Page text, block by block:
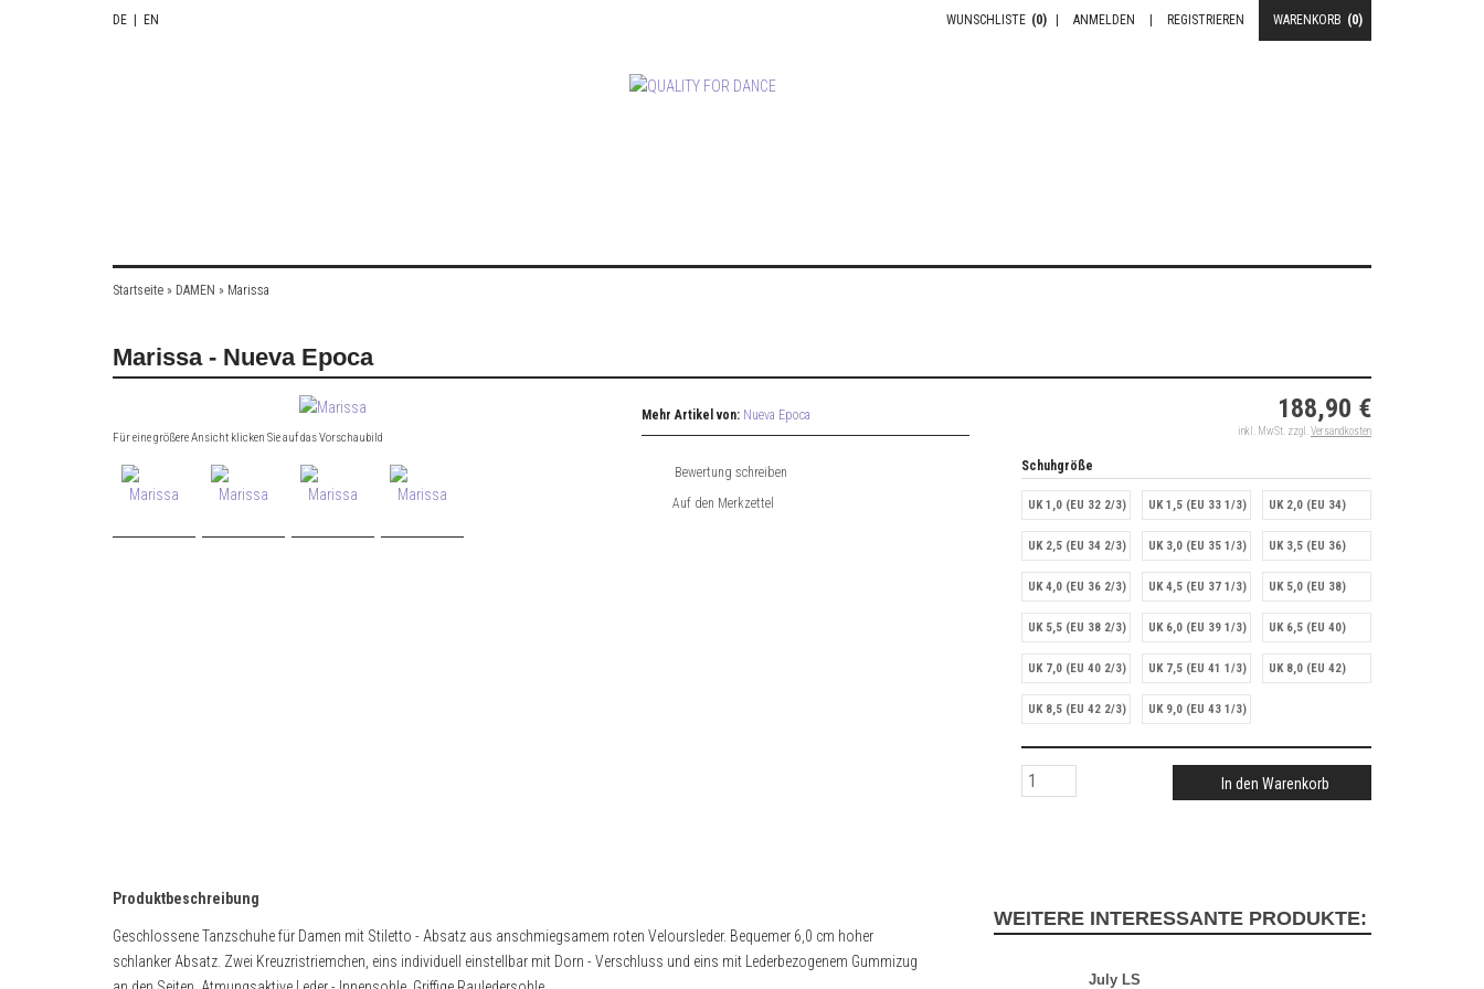
DE EN WARENKORB (0)
REGISTRIEREN
ANMELDEN
WUNSCHLISTE (0)
Startseite » DAMEN » Marissa
Marissa - Nueva Epoca
Für eine größere Ansicht klicken Sie auf das Vorschaubild
Mehr Artikel von: Nueva Epoca
Bewertung schreiben
188,90 €
inkl. MwSt. zzgl. Versandkosten
Schuhgröße
UK 1,0 (EU 32 2/3) UK 1,5 (EU 33 1/3) UK 2,0 (EU 34)
UK 2,5 (EU 34 2/3) UK 3,0 (EU 35 1/3) UK 3,5 (EU 36)
UK 4,0 (EU 36 2/3) UK 4,5 (EU 37 1/3) UK 5,0 (EU 38)
UK 5,5 (EU 38 2/3) UK 6,0 (EU 39 1/3) UK 6,5 (EU 40)
UK 7,0 (EU 40 2/3) UK 7,5 (EU 41 1/3) UK 8,0 (EU 42)
UK 8,5 (EU 42 2/3) UK 9,0 (EU 43 1/3)
In den Warenkorb
Produktbeschreibung
Geschlossene Tanzschuhe für Damen mit Stiletto - Absatz aus anschmiegsamem roten Veloursleder. Bequemer 6,0 cm hoher
schlanker Absatz. Zwei Kreuzristriemchen, eins individuell einstellbar mit Dorn - Verschluss und eins mit Lederbezogenem Gummizug
WEITERE INTERESSANTE PRODUKTE:
July LS